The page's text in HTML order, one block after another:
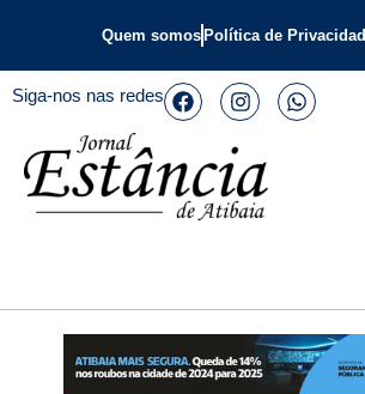
Quem somos Política de
Siga-nos nas redes